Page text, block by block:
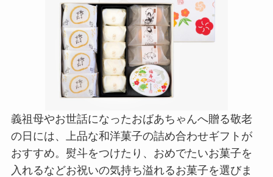
義祖母やお世話になったおばあちゃんへ贈る敬老
の日には、上品な和洋菓子の詰め合わせギフトが
おすすめ。熨斗をつけたり、おめでたいお菓子を
入れるなどお祝いの気持ち溢れるお菓子を選びま